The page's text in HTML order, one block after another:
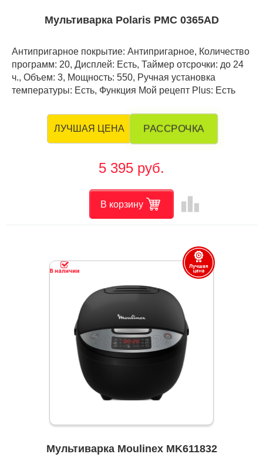
Мультиварка Polaris PMC 0365AD
Антипригарное покрытие: Антипригарное, Количество
программ: 20, Дисплей: Есть, Таймер отсрочки: до 24
ч., Объем: 3, Мощность: 550, Ручная установка
температуры: Есть, Функция Мой рецепт Plus: Есть
ЛУЧШАЯ ЦЕНА РАССРОЧКА
5 395 руб.
В корзину leaderboard
Мультиварка Moulinex MK611832